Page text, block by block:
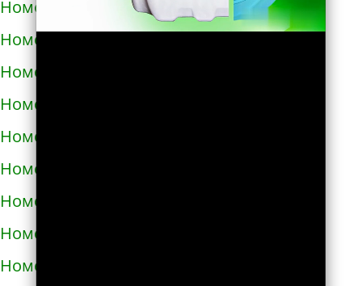
Номера телефонов такси в Носовке
Номера телефонов такси в Обухове
Номера телефонов такси в Овидиополе
Номера телефонов такси в Овруче
Номера телефонов такси в Одессе
Номера телефонов такси в Олевске
Номера телефонов такси в Орехове
Номера телефонов такси в Очакове
Номера телефонов такси в Павлограде